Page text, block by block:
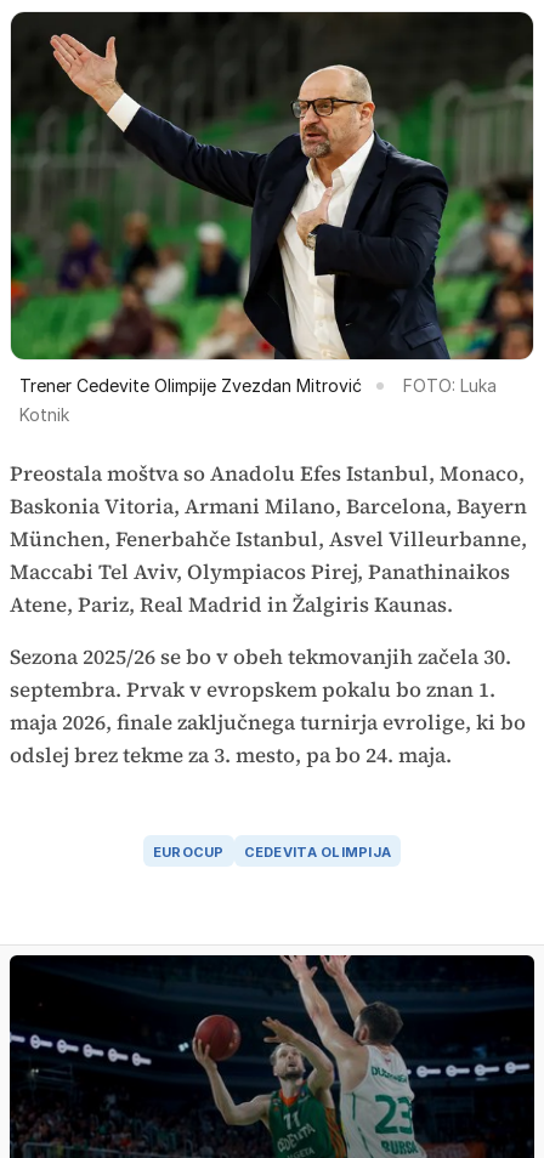
Trener Cedevite Olimpije Zvezdan Mitrović
FOTO: Luka
Kotnik
Preostala moštva so Anadolu Efes Istanbul, Monaco,
Baskonia Vitoria, Armani Milano, Barcelona, Bayern
München, Fenerbahče Istanbul, Asvel Villeurbanne,
Maccabi Tel Aviv, Olympiacos Pirej, Panathinaikos
Atene, Pariz, Real Madrid in Žalgiris Kaunas.
Sezona 2025/26 se bo v obeh tekmovanjih začela 30.
septembra. Prvak v evropskem pokalu bo znan 1.
maja 2026, finale zaključnega turnirja evrolige, ki bo
odslej brez tekme za 3. mesto, pa bo 24. maja.
EUROCUP CEDEVITA OLIMPIJA